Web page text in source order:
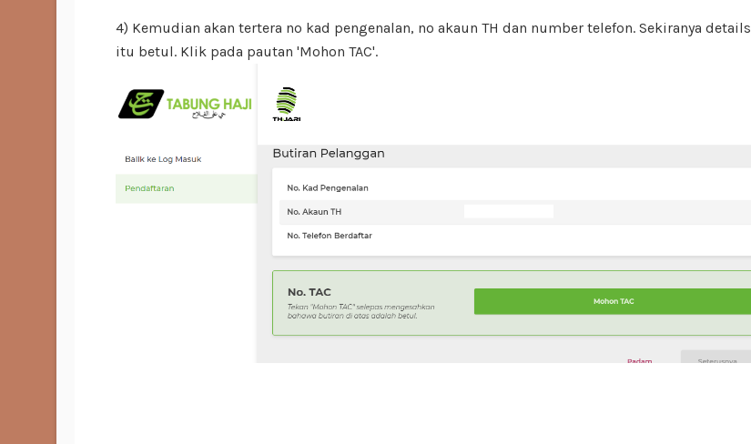
4) Kemudian akan tertera no kad pengenalan, no akaun TH dan number telefon. Sekiranya details
itu betul. Klik pada pautan 'Mohon TAC'.